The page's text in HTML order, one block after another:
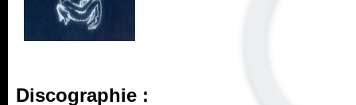
Discographie :